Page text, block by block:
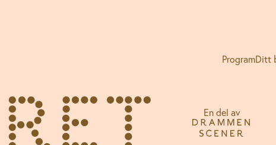
ProgramDitt
En del av